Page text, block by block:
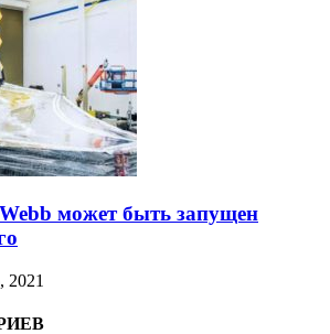
может быть запущен
2021